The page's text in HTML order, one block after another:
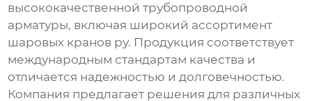
высококачественной трубопроводной
арматуры, включая широкий ассортимент
шаровых кранов ру. Продукция соответствует
международным стандартам качества и
отличается надежностью и долговечностью.
Компания предлагает решения для различных